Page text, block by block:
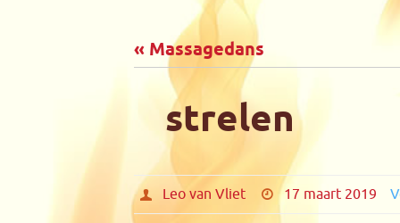
« Massagedans
strelen
Leo van Vliet 17 maart 2019